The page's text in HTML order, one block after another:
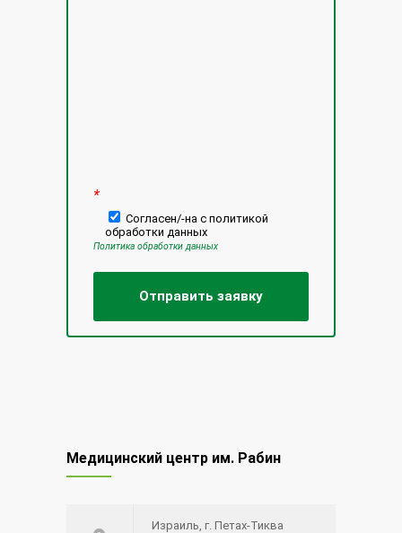
*
Согласен/-на с политикой
обработки данных
Политика обработки данных
Медицинский центр им. Рабин
Израиль, г. Петах-Тиква